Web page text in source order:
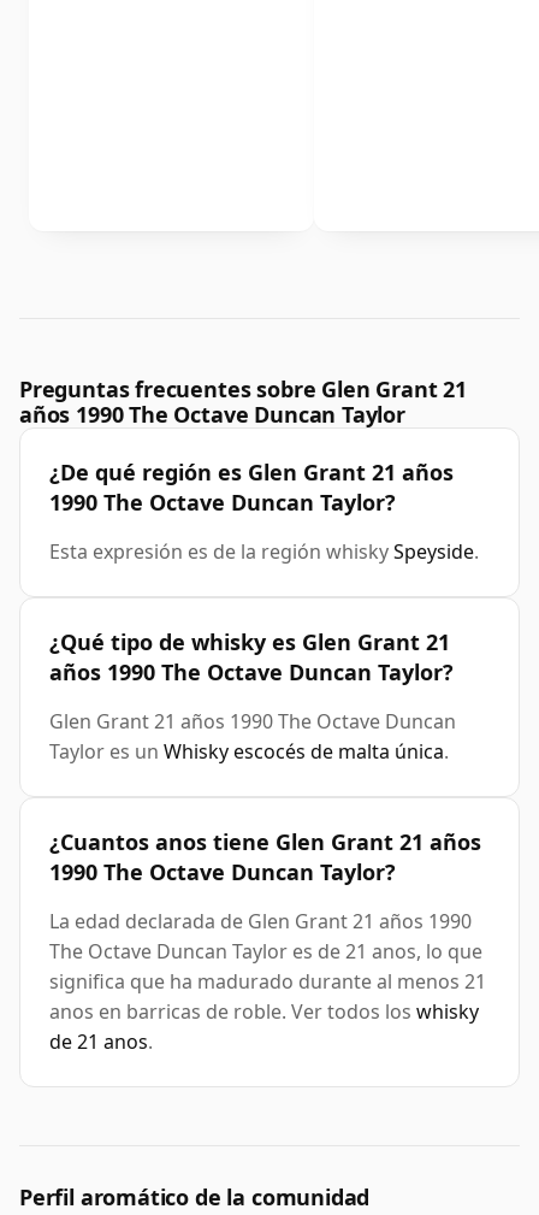
Preguntas frecuentes sobre Glen Grant 21
años 1990 The Octave Duncan Taylor
¿De qué región es Glen Grant 21 años
1990 The Octave Duncan Taylor?
Esta expresión es de la región whiskySpeyside.
¿Qué tipo de whisky es Glen Grant 21
años 1990 The Octave Duncan Taylor?
Glen Grant 21 años 1990 The Octave Duncan
Taylor es un Whisky escocés de malta única.
¿Cuantos anos tiene Glen Grant 21 años
1990 The Octave Duncan Taylor?
La edad declarada de Glen Grant 21 años 1990
The Octave Duncan Taylor es de 21 anos, lo que
significa que ha madurado durante al menos 21
anos en barricas de roble. Ver todos los whisky
de 21 anos.
Perfil aromático de la comunidad